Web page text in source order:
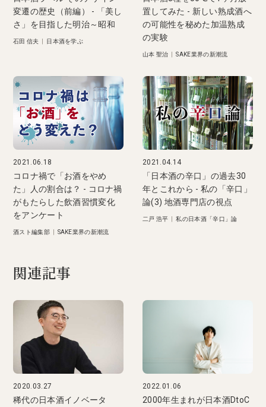
変遷の歴史（前編） - 「美し
さ」を目指した明治～昭和
石田 信夫 日本酒を学ぶ
置してみた - 新しい熟成酒へ
の可能性を秘めた加温熟成
の実験
山本 聖治 |SAKE業界の新潮流
2021.06.18
コロナ禍で「お酒をやめ
た」人の割合は？ - コロナ禍
がもたらした飲酒習慣変化
をアンケート
酒スト編集部| SAKE業界の新潮流
2021.04.14
「日本酒の辛口」の過去30
年とこれから - 私の「辛口」
論(3) 地酒専門店の視点
二戸 浩平 |私の日本酒「辛口」論
関連記事
2020.03.27
稀代の日本酒イノベータ
2022.01.06
2000年生まれが日本酒DtoC